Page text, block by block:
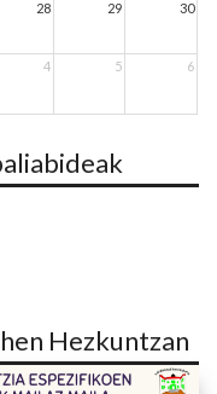
28 29 30
4 5 6
Hezkuntzan